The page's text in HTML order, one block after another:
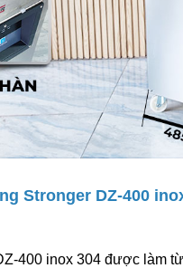
Stronger DZ-400
400 inox 304 được làm